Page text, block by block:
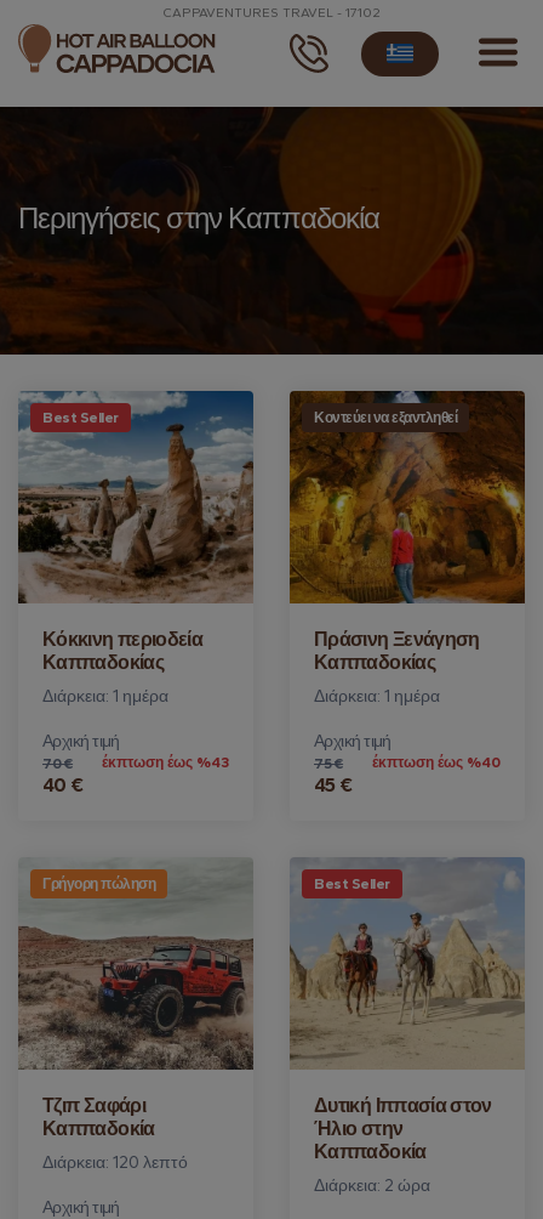
CAPPAVENTURES TRAVEL - 17102
Περιηγήσεις στην Καππαδοκία
Best Seller
Κόκκινη περιοδεία
Καππαδοκίας
Διάρκεια: 1 ημέρα
Αρχική τιμή
70 €
40 €
έκπτωση έως %43
Κοντεύει να εξαντληθεί
Πράσινη Ξενάγηση
Καππαδοκίας
Διάρκεια: 1 ημέρα
Αρχική τιμή
75 €
45 €
έκπτωση έως %40
Γρήγορη πώληση
Τζιπ Σαφάρι
Καππαδοκία
Διάρκεια: 120 λεπτό
Αρχική τιμή
Best Seller
Δυτική Ιππασία στον
Ήλιο στην
Καππαδοκία
Διάρκεια: 2 ώρα